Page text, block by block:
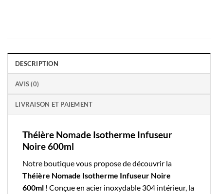
DESCRIPTION
AVIS (0)
LIVRAISON ET PAIEMENT
Théière Nomade Isotherme Infuseur
Noire 600ml
Notre boutiquevous propose de découvrir la
Théière Nomade Isotherme Infuseur Noire
600ml ! Conçue en acier inoxydable 304 intérieur, la